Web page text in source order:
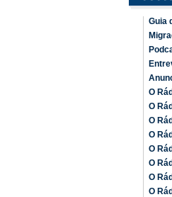
Guia
O
O
O
O
O
O
O
O